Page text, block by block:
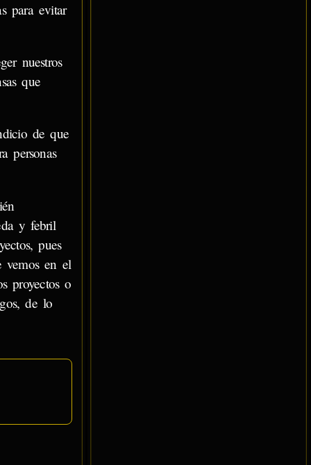
para evitar
nuestros
que
de que
personas
y febril
pues
vemos en el
proyectos o
de lo